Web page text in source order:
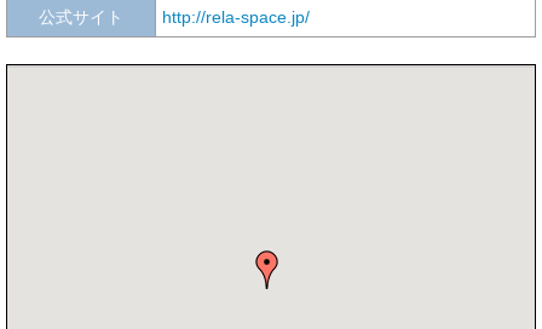
公式サイト http://rela-space.jp/